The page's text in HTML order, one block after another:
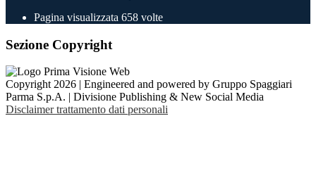
Pagina visualizzata 658 volte
Sezione Copyright
Copyright 2026 | Engineered and powered by Gruppo Spaggiari
Parma S.p.A. | Divisione Publishing & New Social Media
Disclaimer trattamento dati personali